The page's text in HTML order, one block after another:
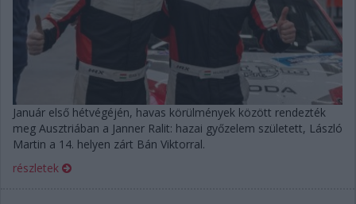
Január első hétvégéjén, havas körülmények között rendezték
meg Ausztriában a Janner Ralit: hazai győzelem született, László
Martin a 14. helyen zárt Bán Viktorral.
részletek